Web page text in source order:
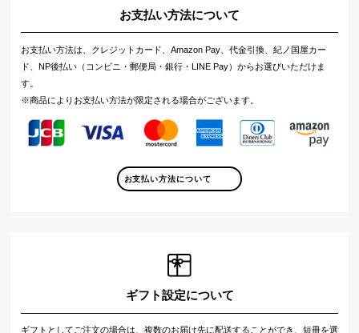
お支払い方法について
お支払い方法は、クレジットカード、Amazon Pay、代金引換、紀ノ国屋カー
ド、NP後払い（コンビニ・郵便局・銀行・LINE Pay）からお選びいただけま
す。
※商品によりお支払い方法が限定される場合がございます。
お支払い方法について
ギフト設定について
ギフトとしてご注文の場合は、複数のお届け先に配送することができ、短冊を選